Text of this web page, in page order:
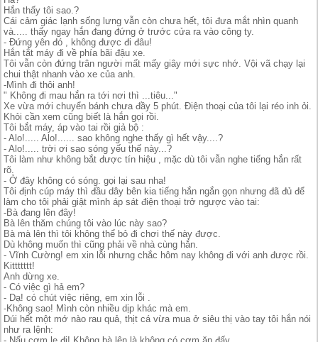
Hắn thấy tôi sao.?
Cái cảm giác lạnh sống lưng vẫn còn chưa hết, tôi đưa mắt nhìn quanh
và..... thấy ngay hắn đang đứng ở trước cửa ra vào công ty.
- Đứng yên đó , không được đi đâu!
Hắn tắt máy đi về phía bãi đậu xe.
Tôi vẫn còn đứng trân người mất mấy giây mới sực nhớ. Vội vã chạy lại
chui thật nhanh vào xe của anh.
-Mình đi thôi anh!
" Không đi mau hắn ra tới nơi thì ...tiêu..."
Xe vừa mới chuyển bánh chưa đầy 5 phút. Điện thoại của tôi lại réo inh ỏi.
Khỏi cần xem cũng biết là hắn gọi rồi.
Tôi bắt máy, áp vào tai rồi giả bộ :
- Alo!..... Alo!...... sao không nghe thấy gì hết vậy....?
- Alo!..... trời ơi sao sóng yếu thế này...?
Tôi làm như không bắt được tín hiệu , mặc dù tôi vẫn nghe tiếng hắn rất
rõ.
- Ở đây không có sóng. gọi lại sau nha!
Tôi định cúp máy thì đầu dây bên kia tiếng hắn ngắn gọn nhưng đã đủ để
làm cho tôi phải giật mình áp sát điện thoại trở ngược vào tai:
-Bà đang lên đây!
Bà lên thăm chúng tôi vào lúc này sao?
Bà mà lên thì tôi không thể bỏ đi chơi thế này được.
Dù không muốn thì cũng phải về nhà cùng hắn.
- Vĩnh Cường! em xin lỗi nhưng chắc hôm nay không đi với anh được rồi.
Kittttttt!
Anh dừng xe.
- Có việc gì hả em?
- Dạ! có chút việc riêng, em xin lỗi .
-Không sao! Mình còn nhiều dịp khác mà em.
Dúi hết một mớ nào rau quả, thịt cá vừa mua ở siêu thị vào tay tôi hắn nói
như ra lệnh:
- Nấu cơm lẹ đi! Không bà lên là không có cơm ăn đấy.